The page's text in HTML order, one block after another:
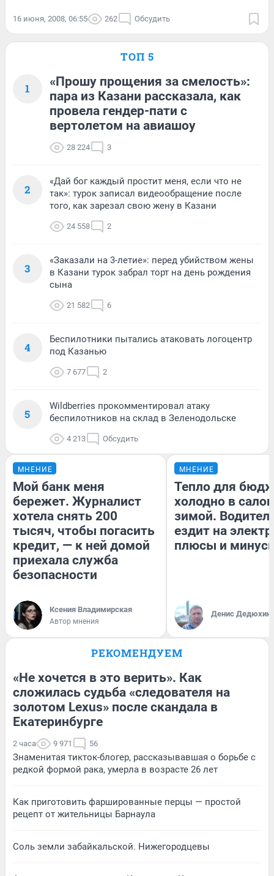
16 июня, 2008, 06:55 262 Обсудить
ТОП 5
1
«Прошу прощения за смелость»:
пара из Казани рассказала, как
провела гендер-пати с
вертолетом на авиашоу
28 224 3
2
«Дай бог каждый простит меня, если что не
так»: турок записал видеообращение после
того, как зарезал свою жену в Казани
24 558 2
3
«Заказали на 3-летие»: перед убийством жены
в Казани турок забрал торт на день рождения
сына
21 582 6
4
Беспилотники пытались атаковать логоцентр
под Казанью
7 677 2
5
Wildberries прокомментировал атаку
беспилотников на склад в Зеленодольске
4 213 Обсудить
МНЕНИЕ
Мой банк меня
бережет. Журналист
хотела снять 200
тысяч, чтобы погасить
кредит, — к ней домой
приехала служба
безопасности
Ксения Владимирская
Автор мнения
МНЕНИЕ
Тепло для
холодно в
зимой.
ездит на
плюсы и
Денис Дедюхин
РЕКОМЕНДУЕМ
«Не хочется в это верить». Как
сложилась судьба «следователя на
золотом Lexus» после скандала в
Екатеринбурге
2 часа 9 971 56
Знаменитая тикток-блогер, рассказывавшая о борьбе с
редкой формой рака, умерла в возрасте 26 лет
Как приготовить фаршированные перцы — простой
рецепт от жительницы Барнаула
Соль земли забайкальской. Нижегородцевы